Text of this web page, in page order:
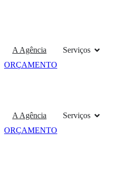
A Agência
Serviços
ORÇAMENTO
A Agência Serviços
ORÇAMENTO